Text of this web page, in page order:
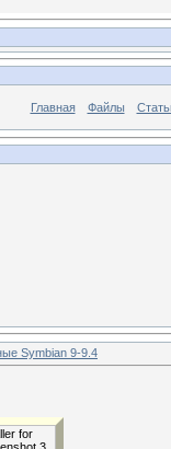
Главная Файлы
Symbian 9-9.4